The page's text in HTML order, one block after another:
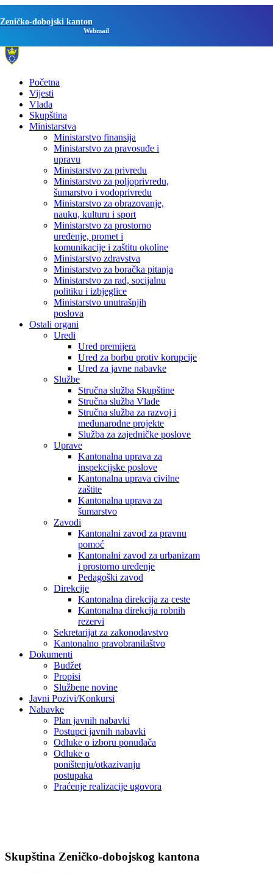
Zeničko-dobojski kanton
Webmail
Početna
Vijesti
Vlada
Skupština
Ministarstva
Ministarstvo finansija
Ministarstvo za pravosuđe i
upravu
Ministarstvo za privredu
Ministarstvo za poljoprivredu,
šumarstvo i vodoprivredu
Ministarstvo za obrazovanje,
nauku, kulturu i sport
Ministarstvo za prostorno
uređenje, promet i
komunikacije i zaštitu okoline
Ministarstvo zdravstva
Ministarstvo za boračka pitanja
Ministarstvo za rad, socijalnu
politiku i izbjeglice
Ministarstvo unutrašnjih
poslova
Ostali organi
Uredi
Ured premijera
Ured za borbu protiv korupcije
Ured za javne nabavke
Službe
Stručna služba Skupštine
Stručna služba Vlade
Stručna služba za razvoj i
međunarodne projekte
Služba za zajedničke poslove
Uprave
Kantonalna uprava za
inspekcijske poslove
Kantonalna uprava civilne
zaštite
Kantonalna uprava za
šumarstvo
Zavodi
Kantonalni zavod za pravnu
pomoć
Kantonalni zavod za urbanizam
i prostorno uređenje
Pedagoški zavod
Direkcije
Kantonalna direkcija za ceste
Kantonalna direkcija robnih
rezervi
Sekretarijat za zakonodavstvo
Kantonalno pravobranilaštvo
Dokumenti
Budžet
Propisi
Službene novine
Javni Pozivi/Konkursi
Nabavke
Plan javnih nabavki
Postupci javnih nabavki
Odluke o izboru ponuđača
Odluke o
poništenju/otkazivanju
postupaka
Praćenje realizacije ugovora
Skupština Zeničko-dobojskog kantona